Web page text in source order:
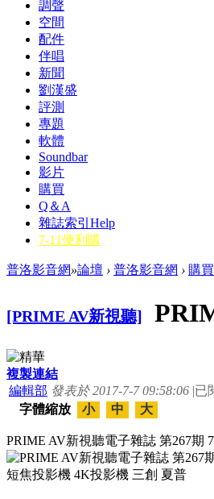
調聲
空間
配件
伴唱
新聞
劉漢盛
評測
專題
軟體
Soundbar
影片
購買
Q＆A
雜誌索引 Help
7-11便利購
普洛影音網»論壇 › 普洛影音網 › 購買
[PRIME AV新視聽]
複製連結
編輯部 發表於 2017-7-7 09:58:06 |已
字體縮放 小 中 大
PRIME AV新視聽電子雜誌 第267期